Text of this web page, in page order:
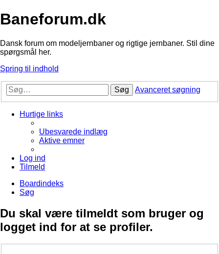
Baneforum.dk
Dansk forum om modeljernbaner og rigtige jernbaner. Stil dine
spørgsmål her.
Spring til indhold
Søg Avanceret søgning
Hurtige links
Ubesvarede indlæg
Aktive emner
Log ind
Tilmeld
Boardindeks
Søg
Du skal være tilmeldt som bruger og
logget ind for at se profiler.